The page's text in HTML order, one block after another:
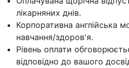
лікарняних днів.
Корпоративна англійська
навчання/здоров'я.
Рівень оплати
відповідно до вашого